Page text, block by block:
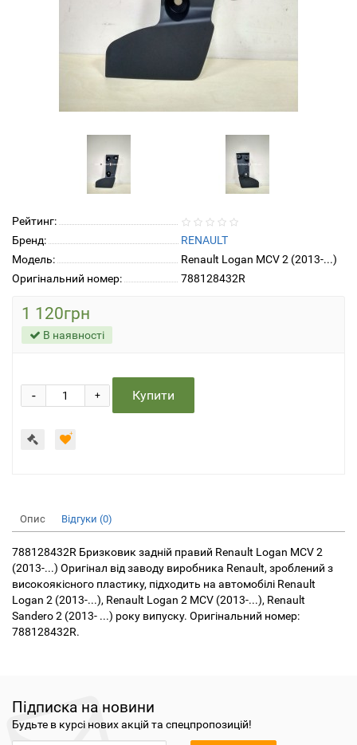
Рейтинг:
Бренд:
RENAULT
Модель:
Renault Logan MCV 2 (2013-...)
Оригінальний номер:
788128432R
1 120грн
В наявності
+
- Купити
Опис Відгуки (0)
788128432R Бризковик задній правий Renault Logan MCV 2
(2013-...) Оригінал від заводу виробника Renault, зроблений з
високоякісного пластику, підходить на автомобілі Renault
Logan 2 (2013-...), Renault Logan 2 MCV (2013-...), Renault
Sandero 2 (2013- ...) року випуску. Оригінальний номер:
788128432R.
Підписка на новини
Будьте в курсі нових акцій та спецпропозицій!